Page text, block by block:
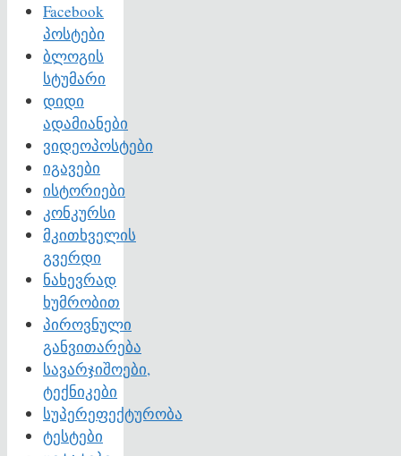
Facebook
პოსტები
ბლოგის
სტუმარი
დიდი
ადამიანები
ვიდეოპოსტები
იგავები
ისტორიები
კონკურსი
მკითხველის
გვერდი
ნახევრად
ხუმრობით
პიროვნული
განვითარება
სავარჯიშოები,
ტექნიკები
სუპერეფექტურობა
ტესტები